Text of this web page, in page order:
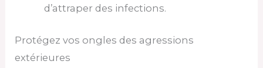
d’attraper des infections.
Protégez vos ongles des agressions
extérieures